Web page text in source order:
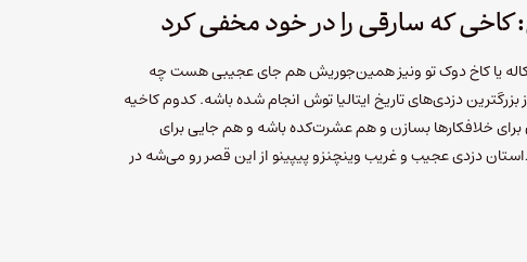
که سارقی را در خود مخفی کرد
دوکاله یا کاخ دوک تو ونیز همین‌جوریش هم جای عجیبی هست چه
بزرگترین دزدی‌های تاریخ ایتالیا توش انجام شده باشه. کدوم کاخیه
خلافکارها بسازن و هم عشرت‌کده باشه و هم جایی برای
دزدی عجیب و غریب وینچنزو پیپینو از این قصر رو می‌شه در